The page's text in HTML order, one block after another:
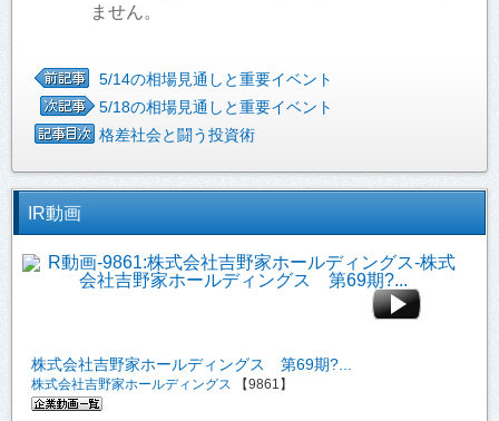
ません。
5/14の相場見通しと重要イベント
5/18の相場見通しと重要イベント
格差社会と闘う投資術
IR動画
株式会社吉野家ホールディングス 第69期?...
株式会社吉野家ホールディングス 【9861】